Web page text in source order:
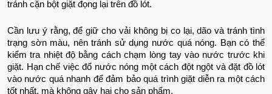
tránh cặn bột giặt đọng lại trên đồ lót.
Cần lưu ý rằng, để giữ cho vải không bị co lại, dão và tránh tình
trạng sờn màu, nên tránh sử dụng nước quá nóng. Bạn có thể
kiểm tra nhiệt độ bằng cách chạm lòng tay vào nước trước khi
giặt. Hạn chế việc đổ nước nóng một cách đột ngột và đặt đồ lót
vào nước quá nhanh để đảm bảo quá trình giặt diễn ra một cách
tốt nhất, mà không gây hại cho sản phẩm.